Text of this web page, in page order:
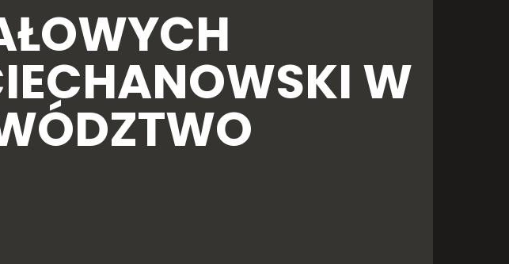
W